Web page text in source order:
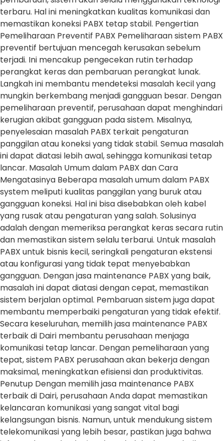
terbaru. Hal ini meningkatkan kualitas komunikasi dan
memastikan koneksi PABX tetap stabil. Pengertian
Pemeliharaan Preventif PABX Pemeliharaan sistem PABX
preventif bertujuan mencegah kerusakan sebelum
terjadi. Ini mencakup pengecekan rutin terhadap
perangkat keras dan pembaruan perangkat lunak.
Langkah ini membantu mendeteksi masalah kecil yang
mungkin berkembang menjadi gangguan besar. Dengan
pemeliharaan preventif, perusahaan dapat menghindari
kerugian akibat gangguan pada sistem. Misalnya,
penyelesaian masalah PABX terkait pengaturan
panggilan atau koneksi yang tidak stabil. Semua masalah
ini dapat diatasi lebih awal, sehingga komunikasi tetap
lancar. Masalah Umum dalam PABX dan Cara
Mengatasinya Beberapa masalah umum dalam PABX
system meliputi kualitas panggilan yang buruk atau
gangguan koneksi. Hal ini bisa disebabkan oleh kabel
yang rusak atau pengaturan yang salah. Solusinya
adalah dengan memeriksa perangkat keras secara rutin
dan memastikan sistem selalu terbarui. Untuk masalah
PABX untuk bisnis kecil, seringkali pengaturan ekstensi
atau konfigurasi yang tidak tepat menyebabkan
gangguan. Dengan jasa maintenance PABX yang baik,
masalah ini dapat diatasi dengan cepat, memastikan
sistem berjalan optimal. Pembaruan sistem juga dapat
membantu memperbaiki pengaturan yang tidak efektif.
Secara keseluruhan, memilih jasa maintenance PABX
terbaik di Dairi membantu perusahaan menjaga
komunikasi tetap lancar. Dengan pemeliharaan yang
tepat, sistem PABX perusahaan akan bekerja dengan
maksimal, meningkatkan efisiensi dan produktivitas.
Penutup Dengan memilih jasa maintenance PABX
terbaik di Dairi, perusahaan Anda dapat memastikan
kelancaran komunikasi yang sangat vital bagi
kelangsungan bisnis. Namun, untuk mendukung sistem
telekomunikasi yang lebih besar, pastikan juga bahwa